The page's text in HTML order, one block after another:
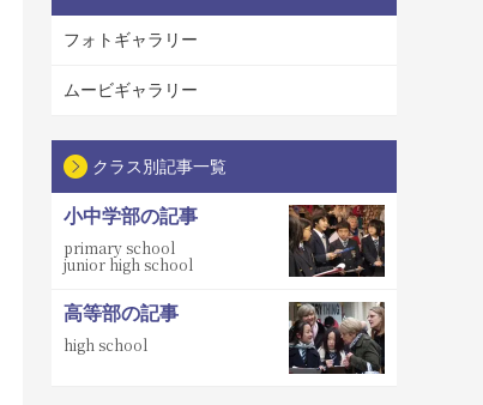
フォトギャラリー
ムービギャラリー
クラス別記事一覧
小中学部の記事
primary school
junior high school
高等部の記事
high school